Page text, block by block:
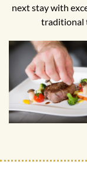
next stay with
traditional